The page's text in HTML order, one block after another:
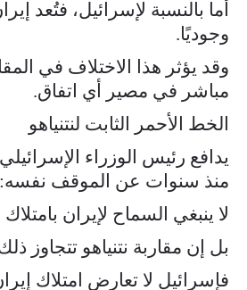
أما بالنسبة لإسرائيل، فتُعد
وجوديًا.
وقد يؤثر هذا الاختلاف في
مباشر في مصير أي اتفاق.
الخط الأحمر الثابت لنتنياهو
يدافع رئيس الوزراء الإسرائيلي
منذ سنوات عن الموقف نفسه:
لا ينبغي السماح لإيران
بل إن مقاربة نتنياهو تتجاوز
فإسرائيل لا تعارض امتلاك